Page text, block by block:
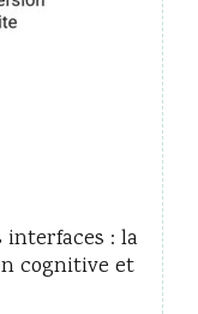
: la
cognitive et